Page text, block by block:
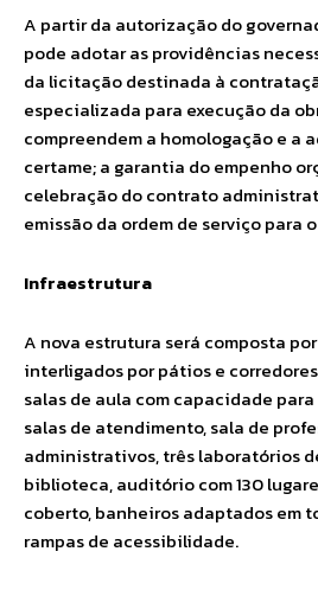
A partir da autorização do
pode adotar as providências
da licitação destinada à
especializada para execução da
compreendem a homologação e a
certame; a garantia do empenho
celebração do contrato
emissão da ordem de serviço para
Infraestrutura
A nova estrutura será composta
interligados por pátios e
salas de aula com capacidade
salas de atendimento, sala de
administrativos, três laboratórios
biblioteca, auditório com 130
coberto, banheiros adaptados em
rampas de acessibilidade.